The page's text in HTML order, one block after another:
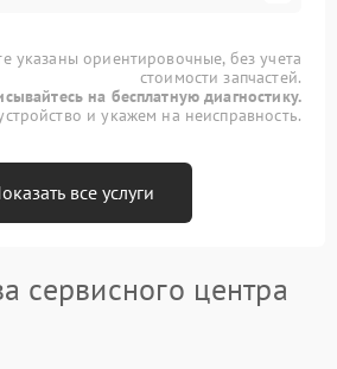
указаны ориентировочные, без учета
стоимости запчастей.
на бесплатную диагностику.
и укажем на неисправность.
все услуги
сервисного центра